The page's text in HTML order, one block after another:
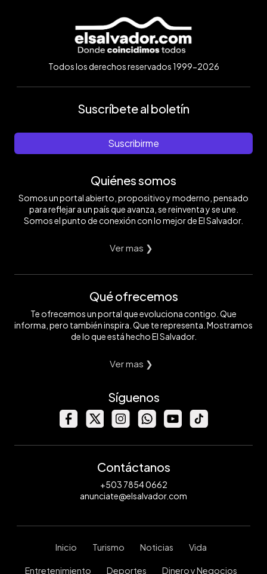
Todos los derechos reservados 1999-2026
Suscríbete al boletín
Suscribirme
Quiénes somos
Somos un portal abierto, propositivo y moderno, pensado
para reflejar a un país que avanza, se reinventa y se une.
Somos el punto de conexión con lo mejor de El Salvador.
Ver mas ❯
Qué ofrecemos
Te ofrecemos un portal que evoluciona contigo. Que
informa, pero también inspira. Que te representa. Mostramos
de lo que está hecho El Salvador.
Ver mas ❯
Síguenos
Contáctanos
+503 7854 0662
anunciate@elsalvador.com
Inicio Turismo Noticias Vida
Entretenimiento Deportes Dinero y Negocios